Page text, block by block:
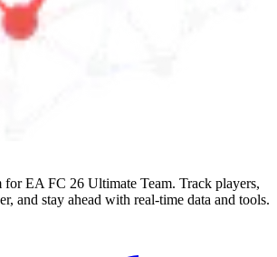
for EA FC 26 Ultimate Team. Track players,
and stay ahead with real-time data and tools.